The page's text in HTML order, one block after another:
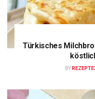
Türkisches
BY